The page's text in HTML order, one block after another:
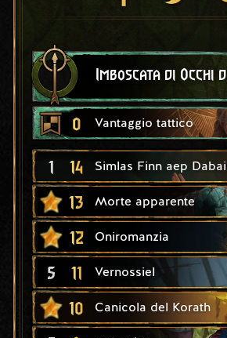
Imboscata di Occhi
0 Vantaggio tattico
1 14 Simlas Finn aep
13 Morte apparente
12 Oniromanzia
5 11 Vernossiel
10 Canicola del Korath